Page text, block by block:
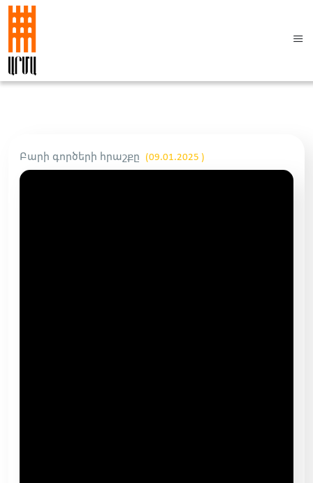
Բարի գործերի հրաշքը (09.01.2025 )